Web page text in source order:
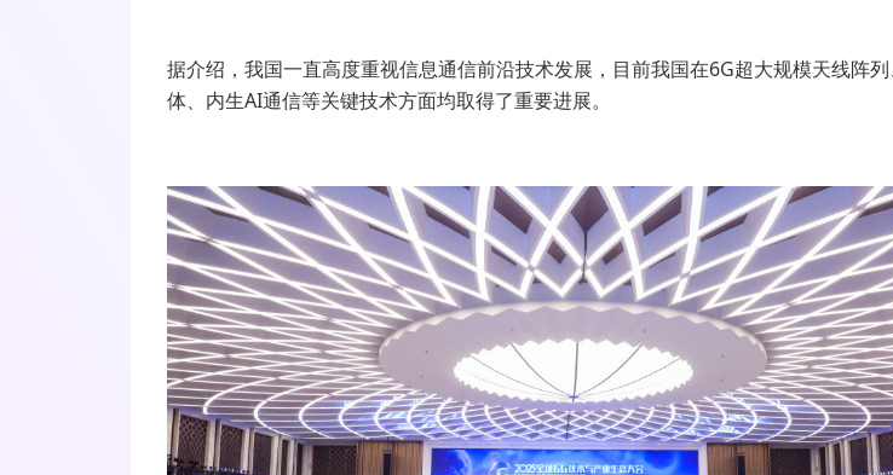
据介绍，我国一直高度重视信息通信前沿技术发展，目前我国在6G超大规模天线阵
体、内生AI通信等关键技术方面均取得了重要进展。